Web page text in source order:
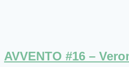
AVVENTO #16 –